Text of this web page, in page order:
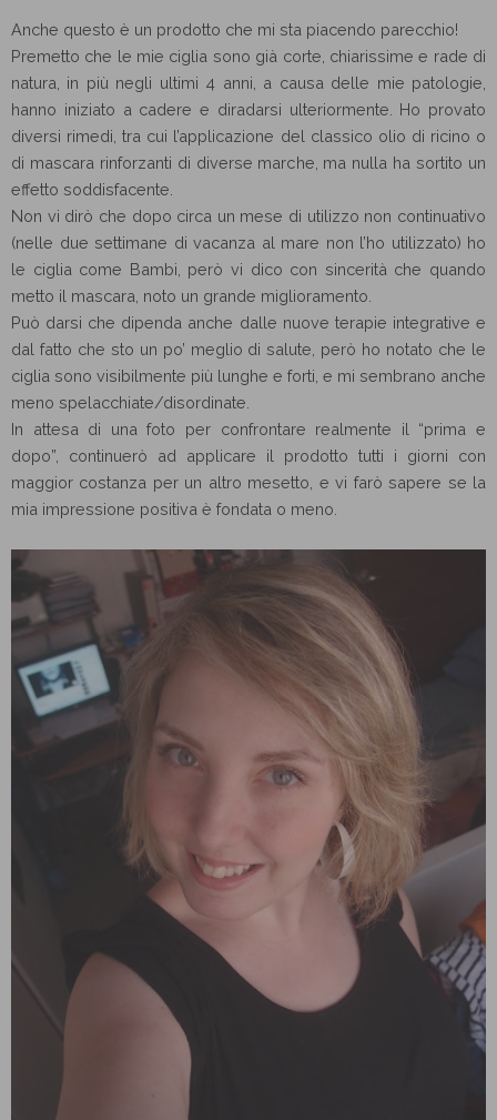
Anche questo è un prodotto che mi sta piacendo parecchio!
Premetto che le mie ciglia sono già corte, chiarissime e rade di
natura, in più negli ultimi 4 anni, a causa delle mie patologie,
hanno iniziato a cadere e diradarsi ulteriormente. Ho provato
diversi rimedi, tra cui l’applicazione del classico olio di ricino o
di mascara rinforzanti di diverse marche, ma nulla ha sortito un
effetto soddisfacente.
Non vi dirò che dopo circa un mese di utilizzo non continuativo
(nelle due settimane di vacanza al mare non l’ho utilizzato) ho
le ciglia come Bambi, però vi dico con sincerità che quando
metto il mascara, noto un grande miglioramento.
Può darsi che dipenda anche dalle nuove terapie integrative e
dal fatto che sto un po’ meglio di salute, però ho notato che le
ciglia sono visibilmente più lunghe e forti, e mi sembrano anche
meno spelacchiate/disordinate.
In attesa di una foto per confrontare realmente il “prima e
dopo”, continuerò ad applicare il prodotto tutti i giorni con
maggior costanza per un altro mesetto, e vi farò sapere se la
mia impressione positiva è fondata o meno.